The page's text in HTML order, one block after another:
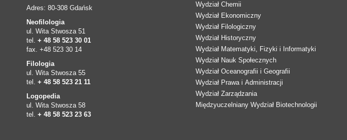
Adres: 80-308 Gdańsk
Neofilologia
ul. Wita Stwosza 51
tel. + 48 58 523 30 01
fax. +48 523 30 14
Filologia
ul. Wita Stwosza 55
tel. + 48 58 523 21 11
Logopedia
ul. Wita Stwosza 58
tel. + 48 58 523 23 63
Wydział Chemii
Wydział Ekonomiczny
Wydział Filologiczny
Wydział Historyczny
Wydział Matematyki, Fizyki i Informatyki
Wydział Nauk Społecznych
Wydział Oceanografii i Geografii
Wydział Prawa i Administracji
Wydział Zarządzania
Międzyuczelniany Wydział Biotechnologii